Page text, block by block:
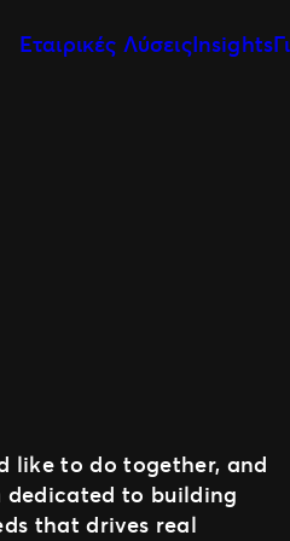
Εταιρικές ΛύσειςInsights
like to do together, and
dedicated to building
that drives real